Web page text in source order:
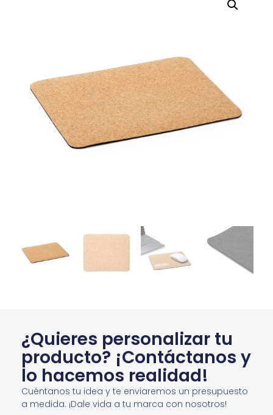
¿Quieres personalizar tu
producto? ¡Contáctanos y
lo hacemos realidad!
Cuéntanos tu idea y te enviaremos un presupuesto
a medida. ¡Dale vida a tu marca con nosotros!